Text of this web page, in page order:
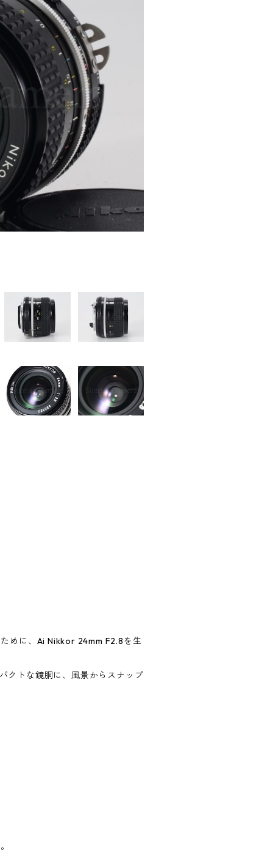
めに、Ai Nikkor 24mm F2.8を生
クトな鏡胴に、風景からスナップ